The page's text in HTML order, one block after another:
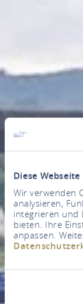
Diese
Wir verwenden
analysieren,
integrieren und
bieten. Ihre
anpassen.